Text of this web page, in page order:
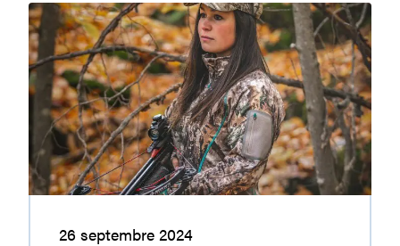
La
chasse…
aux
sensations
fortes!
26 septembre 2024